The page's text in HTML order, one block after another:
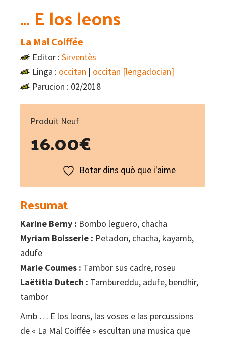
… E los leons
La Mal Coiffée
Editor : Sirventès
Linga : occitan | occitan [lengadocian]
Parucion : 02/2018
Produit Neuf
16.00€
Botar dins quò que i'aime
Resumat
Karine Berny : Bombo leguero, chacha
Myriam Boisserie : Petadon, chacha, kayamb,
adufe
Marie Coumes : Tambor sus cadre, roseu
Laëtitia Dutech : Tambureddu, adufe, bendhir,
tambor
Amb … E los leons, las voses e las percussions
de « La Mal Coiffée » escultan una musica que